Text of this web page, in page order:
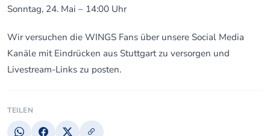
Sonntag, 24. Mai – 14:00 Uhr
Wir versuchen die WINGS Fans über unsere Social Media
Kanäle mit Eindrücken aus Stuttgart zu versorgen und
Livestream-Links zu posten.
TEILEN